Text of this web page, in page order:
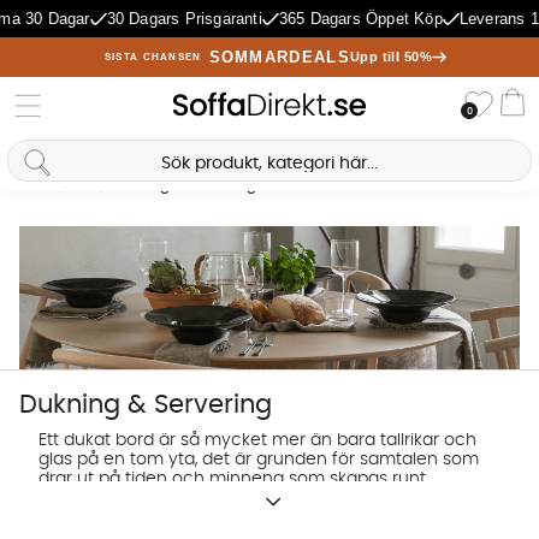
30 Dagars Prisgaranti 365 Dagars Öppet Köp Leverans 1-5
SISTA CHANSEN SOMMARDEALSUpp till 50%
0
Hem Kök Dukning & Servering
Dukning & Servering
Ett dukat bord är så mycket mer än bara tallrikar och
glas på en tom yta, det är grunden för samtalen som
drar ut på tiden och minnena som skapas runt
maten. Här har vi handplockat detaljerna som